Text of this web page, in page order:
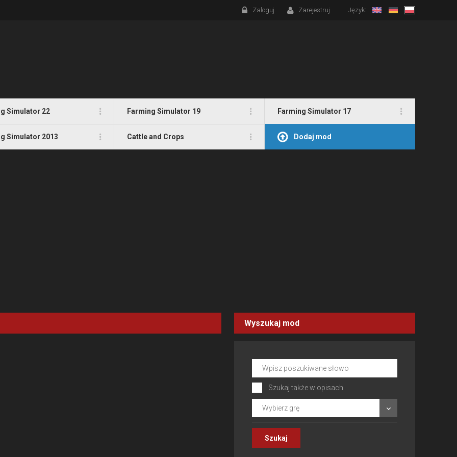
Zaloguj Zarejestruj Język:
Simulator 22 Farming Simulator 19 Farming Simulator 17
Simulator 2013 Cattle and Crops Dodaj mod
Wyszukaj mod
Szukaj także w opisach
Wybierz grę